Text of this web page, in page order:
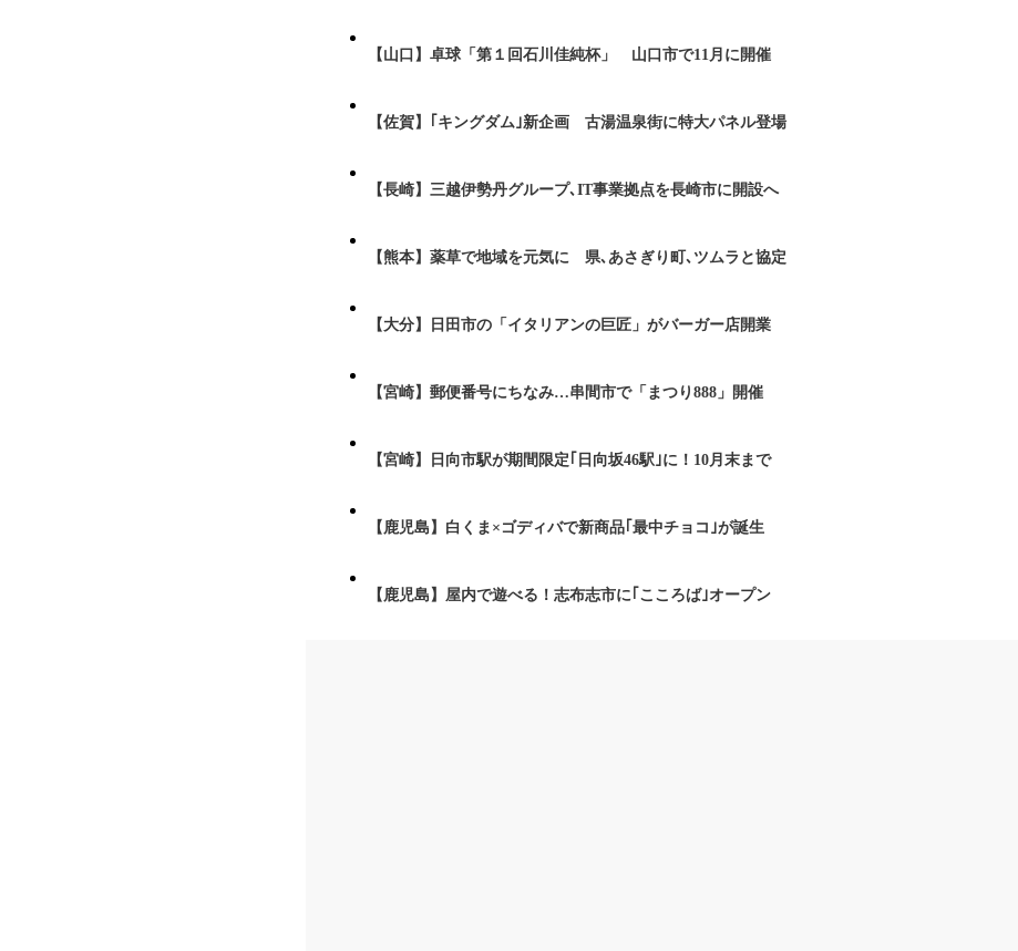
【山口】卓球「第１回石川佳純杯」 山口市で11月に開催
【佐賀】｢キングダム｣新企画 古湯温泉街に特大パネル登場
【長崎】三越伊勢丹グループ､IT事業拠点を長崎市に開設へ
【熊本】薬草で地域を元気に 県､あさぎり町､ツムラと協定
【大分】日田市の「イタリアンの巨匠」がバーガー店開業
【宮崎】郵便番号にちなみ…串間市で「まつり888」開催
【宮崎】日向市駅が期間限定｢日向坂46駅｣に！10月末まで
【鹿児島】白くま×ゴディバで新商品｢最中チョコ｣が誕生
【鹿児島】屋内で遊べる！志布志市に｢こころば｣オープン